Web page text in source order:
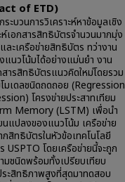
of ETD)
บวนการวิเคราะห์หาข้อมูลเชิง
เอกสารสิทธิบัตรจำนวนมากมุ่ง
ละเครือข่ายสิทธิบัตร ทว่างาน
แนวโน้มได้อย่างแม่นยำ งาน
ารสิทธิบัตรแนวคิดใหม่โดยรวม
มเดลชนิดถดถอย (Regression
โครงข่ายประสาทเทียม
Memory (LSTM) เพื่อนำ
แปลงของแนวโน้ม เครือข่าย
สิทธิบัตรในหัวข้อเทคโนโลยี
โดยเครือข่ายนี้จะถูก
มชนิดพร้อมทั้งเปรียบเทียบ
ระสิทธิภาพสูงที่สุดมาทดสอบ